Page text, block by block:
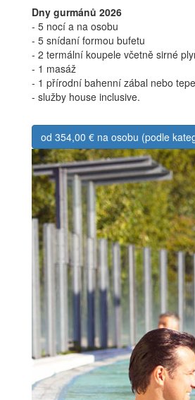
Dny gurmánů 2026
- 5 nocí a na osobu
- 5 snídaní formou bufetu
- 2 termální koupele včetně sirné
- 1 masáž
- 1 přírodní bahenní zábal nebo
- služby house inclusive.
od 354,00 € na osobu (podle